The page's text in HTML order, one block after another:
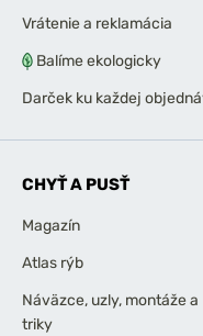
Vrátenie a reklamácia
Balíme ekologicky
Darček ku každej
CHYŤ A PUSŤ
Magazín
Atlas rýb
Náväzce, uzly, montáže a
triky